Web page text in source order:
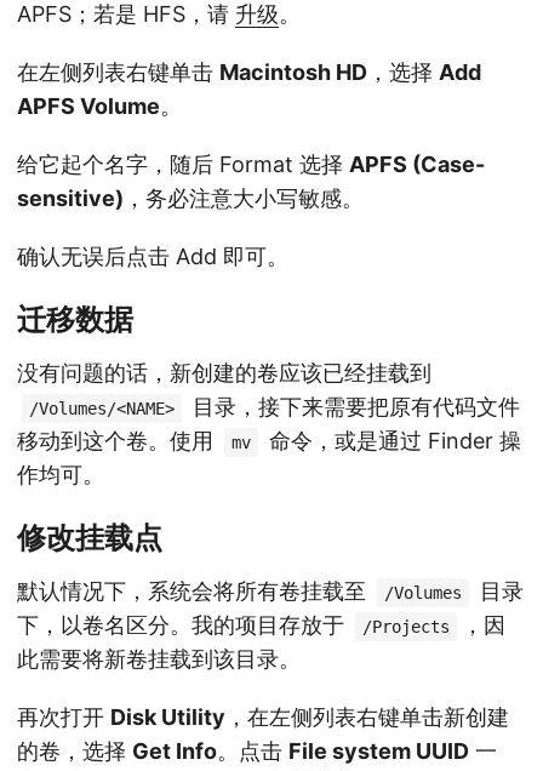
APFS；若是 HFS，请 升级。
在左侧列表右键单击 Macintosh HD ，选择 Add
APFS Volume。
给它起个名字，随后 Format 选择 APFS (Case-
sensitive) ，务必注意大小写敏感。
确认无误后点击 Add 即可。
迁移数据
没有问题的话，新创建的卷应该已经挂载到
/Volumes/<NAME>
目录，接下来需要把原有代码文件
移动到这个卷。使用
mv
命令，或是通过 Finder 操
作均可。
修改挂载点
默认情况下，系统会将所有卷挂载至 /Volumes
目录
下，以卷名区分。我的项目存放于
/Projects
，因
此需要将新卷挂载到该目录。
再次打开 Disk Utility ，在左侧列表右键单击新创建
的卷，选择 Get Info。点击 File system UUID 一